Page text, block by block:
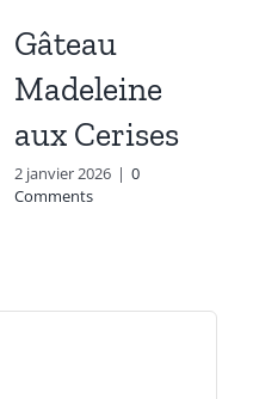
Gâteau
Madeleine
aux Cerises
2 janvier 2026 | 0
Comments